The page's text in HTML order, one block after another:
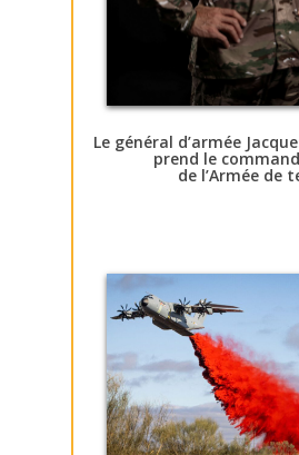
Le général d’armée
prend le
de l’Armée de